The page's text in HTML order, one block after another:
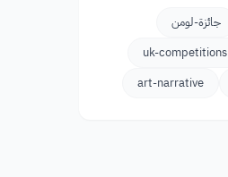
جائزة-لومن
uk-competitions
art-narrative